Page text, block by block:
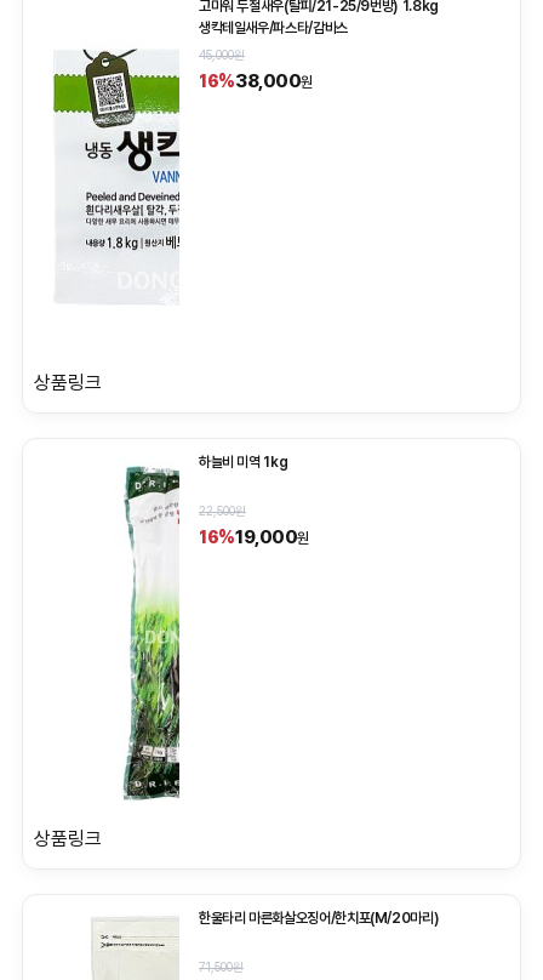
고마워 두절새우(탈피/21-25/9번방) 1.8kg
생칵테일새우/파스타/감바스
45,000원
16%38,000원
상품링크
하늘비 미역 1kg
22,500원
16%19,000원
상품링크
한울타리 마른화살오징어/한치포(M/20마리)
71,500원